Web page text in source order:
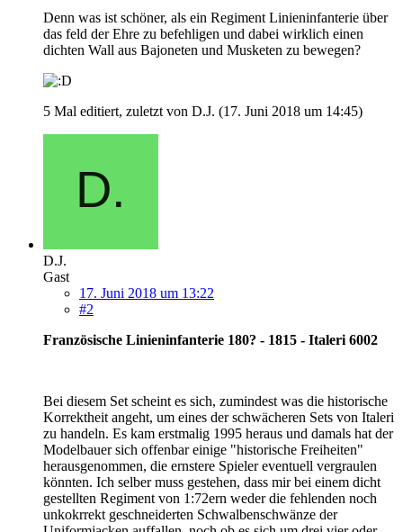
Denn was ist schöner, als ein Regiment Linieninfanterie über
das feld der Ehre zu befehligen und dabei wirklich einen
dichten Wall aus Bajoneten und Musketen zu bewegen?
5 Mal editiert, zuletzt von D.J. (17. Juni 2018 um 14:45)
D.J.
Gast
17. Juni 2018 um 13:22
#2
Französische Linieninfanterie 180? - 1815 - Italeri 6002
Bei diesem Set scheint es sich, zumindest was die historische
Korrektheit angeht, um eines der schwächeren Sets von Italeri
zu handeln. Es kam erstmalig 1995 heraus und damals hat der
Modelbauer sich offenbar einige "historische Freiheiten"
herausgenommen, die ernstere Spieler eventuell vergraulen
könnten. Ich selber muss gestehen, dass mir bei einem dicht
gestellten Regiment von 1:72ern weder die fehlenden noch
unkokrrekt geschneiderten Schwalbenschwänze der